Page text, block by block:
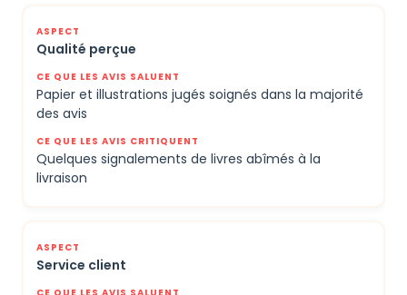
Qualité perçue
Papier et illustrations jugés soignés dans la majorité
des avis
Quelques signalements de livres abîmés à la
livraison
Service client